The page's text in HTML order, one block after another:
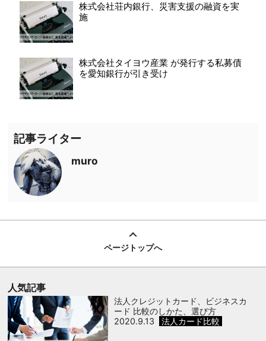
株式会社荘内銀行、災害支援の融資を実
施
株式会社タイヨウ産業 が発行する私募債
を愛知銀行が引き受け
記事ライター
muro
ページトップへ
人気記事
法人クレジットカード、ビジネスカ
ード 比較のしかた、選び方
2020.9.13
法人カード比較